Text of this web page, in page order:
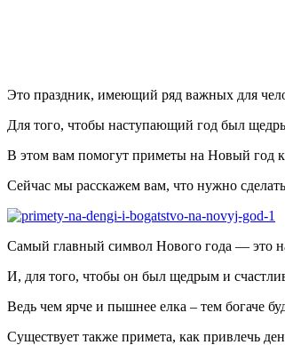
Это праздник, имеющий ряд важных для
Для того, чтобы наступающий год был
В этом вам помогут приметы на Новый год
Сейчас мы расскажем вам, что нужно
Самый главный символ Нового года — это
И, для того, чтобы он был щедрым и
Ведь чем ярче и пышнее елка – тем богаче
Существует также примета, как привлечь